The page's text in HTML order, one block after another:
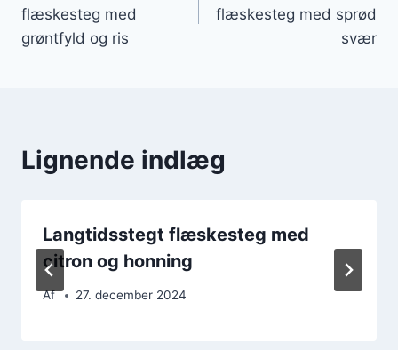
flæskesteg med
grøntfyld og ris
flæskesteg med sprød
svær
Lignende indlæg
Langtidsstegt flæskesteg med
citron og honning
Af 27. december 2024